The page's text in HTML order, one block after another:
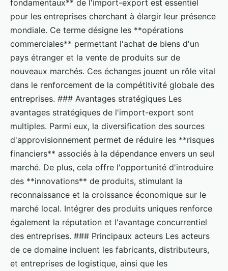
fondamentaux** de l'import-export est essentiel
pour les entreprises cherchant à élargir leur présence
mondiale. Ce terme désigne les **opérations
commerciales** permettant l'achat de biens d'un
pays étranger et la vente de produits sur de
nouveaux marchés. Ces échanges jouent un rôle vital
dans le renforcement de la compétitivité globale des
entreprises. ### Avantages stratégiques Les
avantages stratégiques de l'import-export sont
multiples. Parmi eux, la diversification des sources
d'approvisionnement permet de réduire les **risques
financiers** associés à la dépendance envers un seul
marché. De plus, cela offre l'opportunité d'introduire
des **innovations** de produits, stimulant la
reconnaissance et la croissance économique sur le
marché local. Intégrer des produits uniques renforce
également la réputation et l'avantage concurrentiel
des entreprises. ### Principaux acteurs Les acteurs
de ce domaine incluent les fabricants, distributeurs,
et entreprises de logistique, ainsi que les